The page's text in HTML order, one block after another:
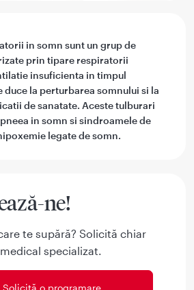
in somn sunt un grup de
prin tipare respiratorii
insuficienta in timpul
duce la perturbarea somnului si la
de sanatate. Aceste tulburari
in somn si sindroamele de
legate de somn.
ne!
te supără? Solicită chiar
specializat.
Solicită o programare